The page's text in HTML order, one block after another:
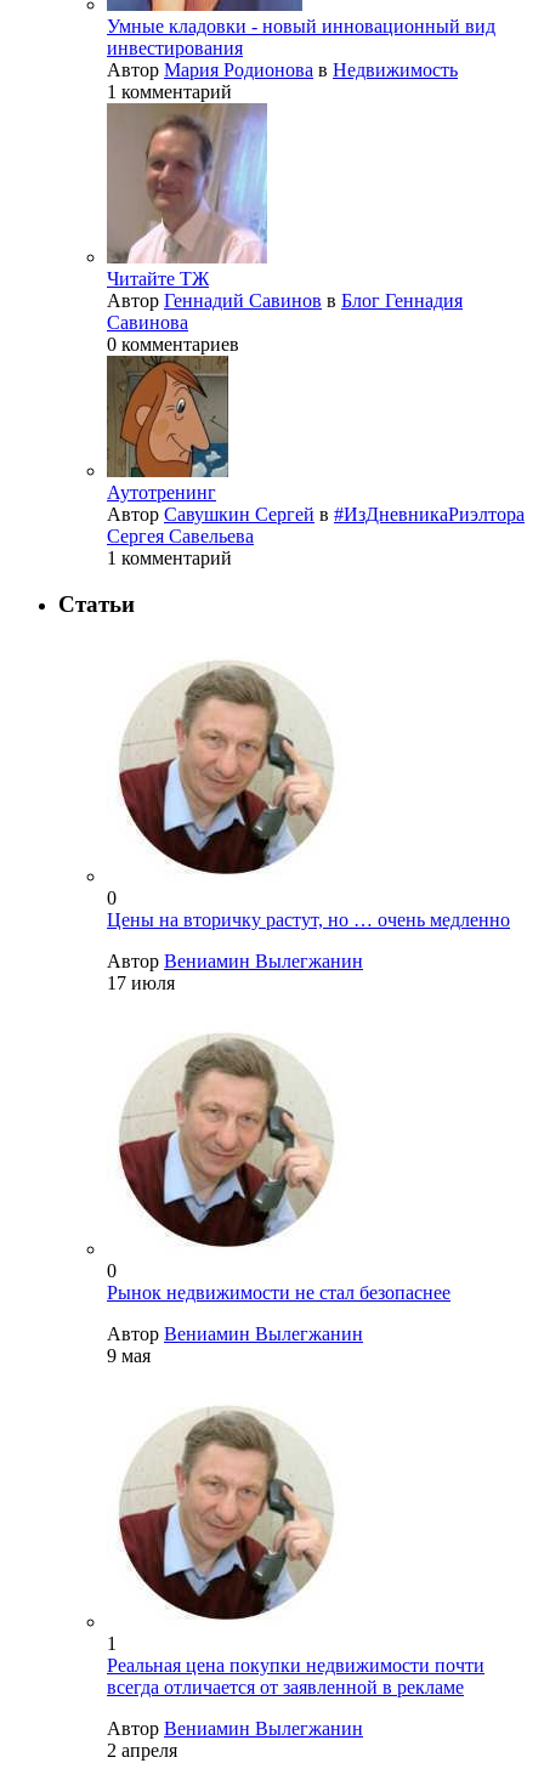
Умные кладовки - новый инновационный вид
инвестирования
Автор Мария Родионова в Недвижимость
1 комментарий
Читайте ТЖ
Автор Геннадий Савинов в Блог Геннадия
Савинова
0 комментариев
Аутотренинг
Автор Савушкин Сергей в #ИзДневникаРиэлтора
Сергея Савельева
1 комментарий
Статьи
0
Цены на вторичку растут, но … очень медленно
Автор Вениамин Вылегжанин
17 июля
0
Рынок недвижимости не стал безопаснее
Автор Вениамин Вылегжанин
9 мая
1
Реальная цена покупки недвижимости почти
всегда отличается от заявленной в рекламе
Автор Вениамин Вылегжанин
2 апреля